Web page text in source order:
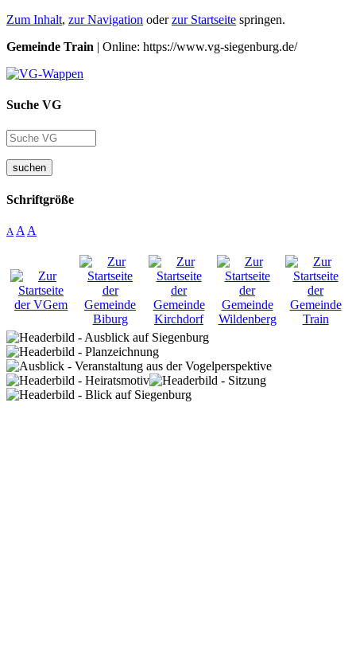
Zum Inhalt, zur Navigation oderzur Startseite springen.
Gemeinde Train | Online: https://www.vg-siegenburg.de/
Suche VG
suchen
Schriftgröße
A A A